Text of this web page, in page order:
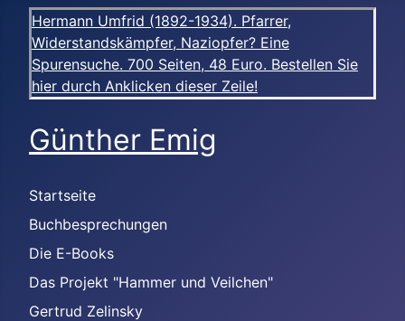
Hermann Umfrid (1892-1934). Pfarrer,
Widerstandskämpfer, Naziopfer? Eine
Spurensuche. 700 Seiten, 48 Euro. Bestellen Sie
hier durch Anklicken dieser Zeile!
Günther Emig
Startseite
Buchbesprechungen
Die E-Books
Das Projekt "Hammer und Veilchen"
Gertrud Zelinsky